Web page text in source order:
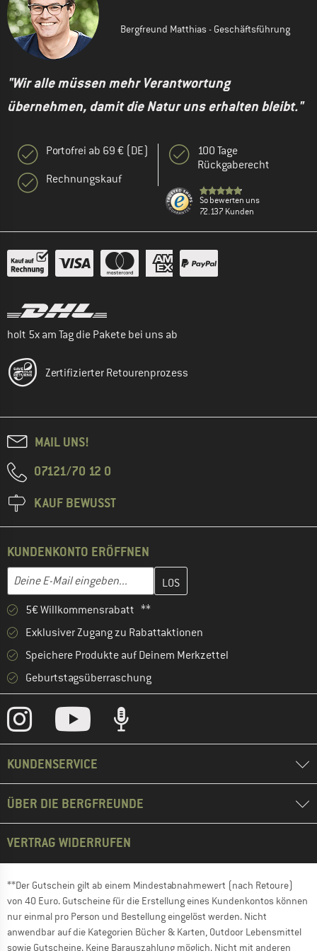
Bergfreund Matthias - Geschäftsführung
"Wir alle müssen mehr Verantwortung
übernehmen, damit die Natur uns erhalten bleibt."
Portofrei ab 69 € (DE)
Rechnungskauf
100 Tage
Rückgaberecht
So bewerten uns
72.137 Kunden
holt 5x am Tag die Pakete bei uns ab
Zertifizierter Retourenprozess
MAIL UNS!
07121/70 12 0
KAUF BEWUSST
KUNDENKONTO ERÖFFNEN
E-Mail-Adresse
Gib hier deine E-Mail-Adresse ein und erstelle im nächsten
5€ Willkommensrabatt **
Exklusiver Zugang zu Rabattaktionen
Speichere Produkte auf Deinem Merkzettel
Geburtstagsüberraschung
KUNDENSERVICE
ÜBER DIE BERGFREUNDE
VERTRAG WIDERRUFEN
**Der Gutschein gilt ab einem Mindestabnahmewert (nach Retoure)
von 40 Euro. Gutscheine für die Erstellung eines Kundenkontos können
nur einmal pro Person und Bestellung eingelöst werden. Nicht
anwendbar auf die Kategorien Bücher & Karten, Outdoor Lebensmittel
sowie Gutscheine. Keine Barauszahlung möglich. Nicht mit anderen